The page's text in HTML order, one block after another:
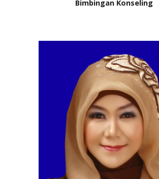
Bimbingan Konseling